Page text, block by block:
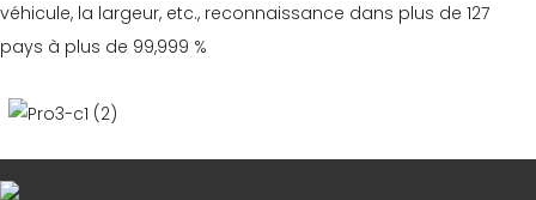
véhicule, la largeur, etc., reconnaissance dans plus de 127
pays à plus de 99,999 %